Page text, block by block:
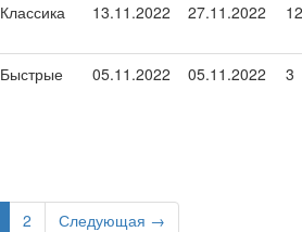
Классика 13.11.2022 27.11.2022 12
Быстрые 05.11.2022 05.11.2022 3
2 Следующая →